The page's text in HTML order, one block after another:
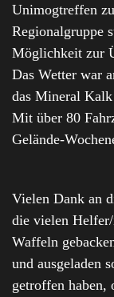
Unimogtreffen
Regionalgruppe
Möglichkeit zur
Das Wetter war
das Mineral
Mit über 80
Gelände-
Vielen Dank an
die vielen
Waffeln
und ausgeladen
getroffen haben,